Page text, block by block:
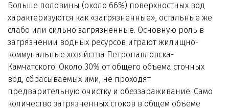
Больше половины (около 66%) поверхностных вод
характеризуются как «загрязненные», остальные же
слабо или сильно загрязненные. Основную роль в
загрязнении водных ресурсов играют жилищно-
коммунальные хозяйства Петропавловска-
Камчатского. Около 30% от общего объема сточных
вод, сбрасываемых ими, не проходят
предварительную очистку и обеззараживание. Само
количество загрязненных стоков в общем объеме